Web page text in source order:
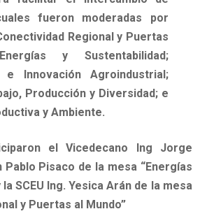
fueron moderadas por
Regional y Puertas
y Sustentabilidad;
e Innovación Agroindustrial;
Producción y Diversidad; e
y Ambiente.
el Vicedecano Ing Jorge
Pablo Pisaco de la mesa “Energías
SCEU Ing. Yesica Arán de la mesa
y Puertas al Mundo”